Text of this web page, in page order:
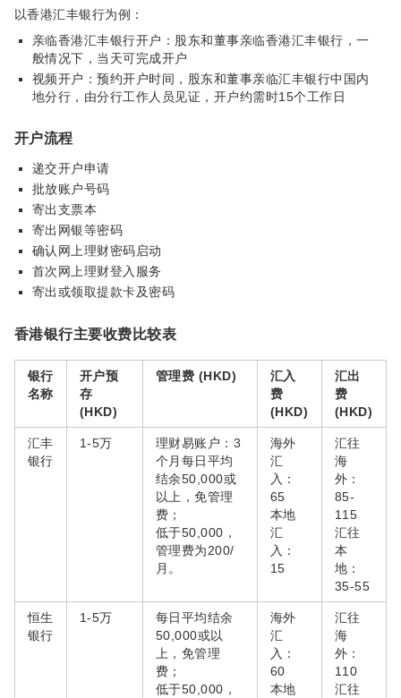
以香港汇丰银行为例：
亲临香港汇丰银行开户：股东和董事亲临香港汇丰银行，一
般情况下，当天可完成开户
视频开户：预约开户时间，股东和董事亲临汇丰银行中国内
地分行，由分行工作人员见证，开户约需时15个工作日
开户流程
递交开户申请
批放账户号码
寄出支票本
寄出网银等密码
确认网上理财密码启动
首次网上理财登入服务
寄出或领取提款卡及密码
香港银行主要收费比较表
银行
名称
开户预
存
(HKD)
管理费 (HKD)
汇入
费
(HKD)
汇出
费
(HKD)
汇丰
银行
1-5万
理财易账户：3
个月每日平均
结余50,000或
以上，免管理
费；
低于50,000，
管理费为200/
月。
海外
汇
入：
65
本地
汇
入：
15
汇往
海
外：
85-
115
汇往
本
地：
35-55
恒生
银行
1-5万
每日平均结余
50,000或以
上，免管理
费；
低于50,000，
海外
汇
入：
60
本地
汇往
海
外：
110
汇往